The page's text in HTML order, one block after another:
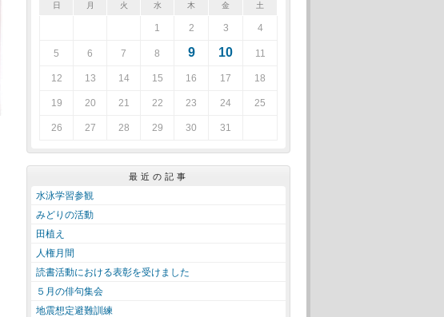
日 月 火 水 木 金 土
1 2 3 4
5 6 7 8 9 10 11
12 13 14 15 16 17 18
19 20 21 22 23 24 25
26 27 28 29 30 31
最近の記事
水泳学習参観
みどりの活動
田植え
人権月間
読書活動における表彰を受けました
５月の俳句集会
地震想定避難訓練